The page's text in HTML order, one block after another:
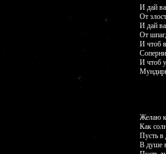
И дай
От
И дай
От
И чтоб
И чтоб
Желаю
Как
Пусть в
В душе